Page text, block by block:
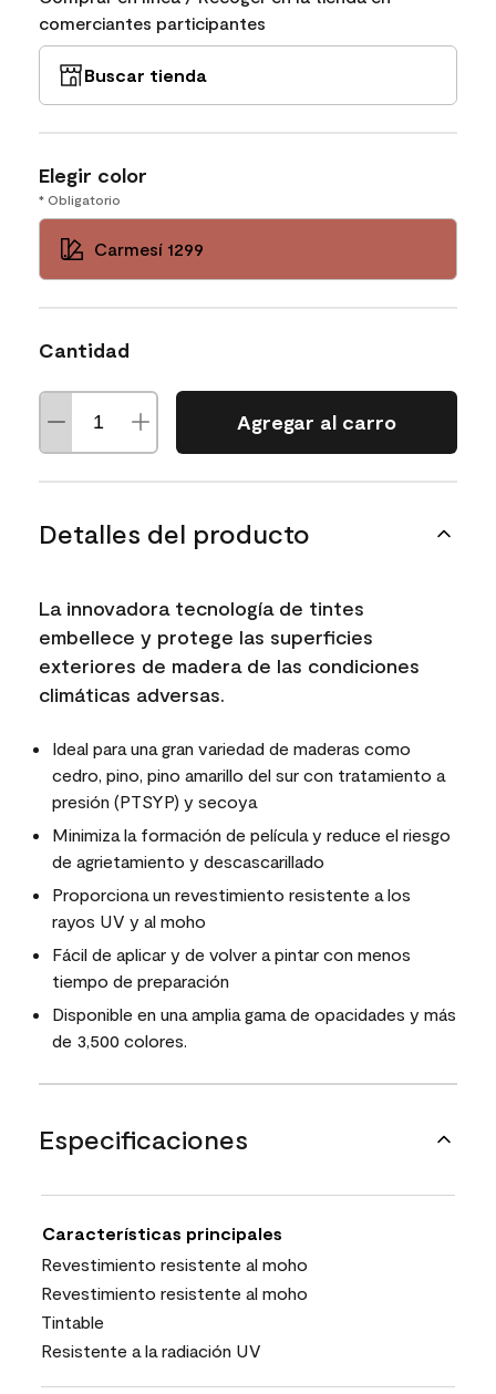
comerciantes participantes
Buscar tienda
Elegir color
* Obligatorio
Carmesí 1299
Cantidad
Agregar al carro
Detalles del producto
La innovadora tecnología de tintes
embellece y protege las superficies
exteriores de madera de las condiciones
climáticas adversas.
Ideal para una gran variedad de maderas como
cedro, pino, pino amarillo del sur con tratamiento a
presión (PTSYP) y secoya
Minimiza la formación de película y reduce el riesgo
de agrietamiento y descascarillado
Proporciona un revestimiento resistente a los
rayos UV y al moho
Fácil de aplicar y de volver a pintar con menos
tiempo de preparación
Disponible en una amplia gama de opacidades y más
de 3,500 colores.
Especificaciones
Características principales
Revestimiento resistente al moho
Revestimiento resistente al moho
Tintable
Resistente a la radiación UV